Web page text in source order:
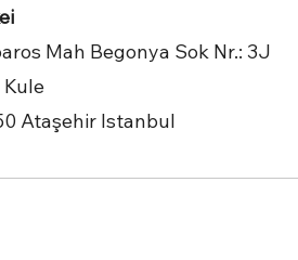
Mah Begonya Sok Nr.: 3J
Kule
Ataşehir Istanbul